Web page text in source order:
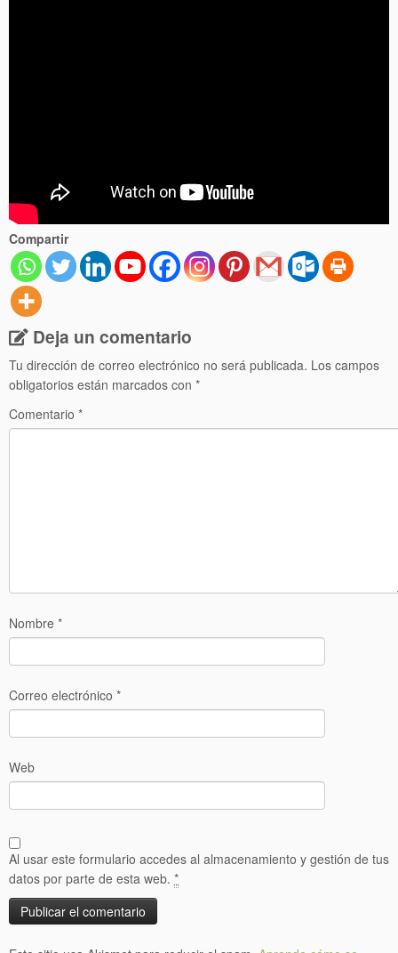
Compartir
Deja un comentario
Tu dirección de correo electrónico no será publicada. Los campos
obligatorios están marcados con *
Comentario *
Nombre *
Correo electrónico *
Web
Al usar este formulario accedes al almacenamiento y gestión de tus
datos por parte de esta web. *